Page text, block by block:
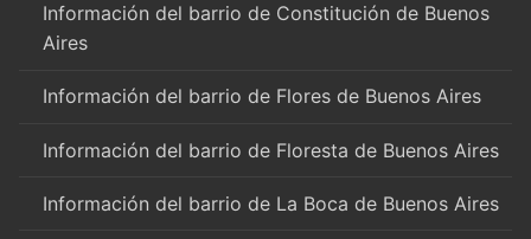
Información del barrio de Constitución de Buenos
Aires
Información del barrio de Flores de Buenos Aires
Información del barrio de Floresta de Buenos Aires
Información del barrio de La Boca de Buenos Aires